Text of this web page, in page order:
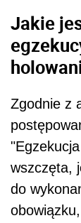
Jakie
Zgodnie z
wszczęta,
do